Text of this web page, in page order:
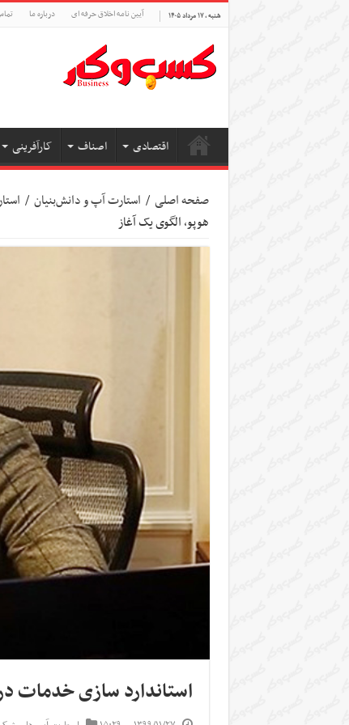
شنبه , ۱۷ مرداد ۱۴۰۵ آیین نامه اخلاق حرفه ای درباره ما
اقتصادی اصناف کارآفرینی
صفحه اصلی / استارت آپ‌ و دانش‌بنیان‌ /
هوپو، الگوی یک آغاز
استاندارد سازی خدمات